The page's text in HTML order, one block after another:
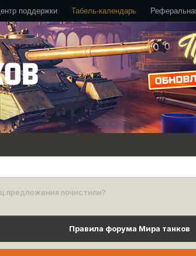
поддержки Табель-календарь
почистили?
Правила форума Мира танков